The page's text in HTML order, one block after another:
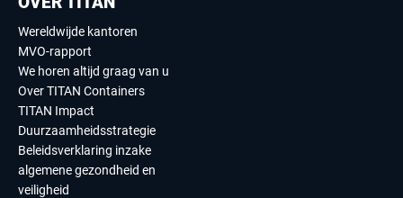
Wereldwijde kantoren
MVO-rapport
We horen altijd graag van u
Over TITAN Containers
TITAN Impact
Duurzaamheidsstrategie
Beleidsverklaring inzake
algemene gezondheid en
veiligheid